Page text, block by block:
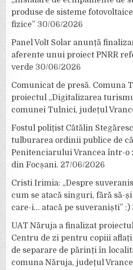
produse de sisteme
fizice” 30/06/2026
Panel Volt Solar anunță
aferente unui proiect PNRR
verde 30/06/2026
Comunicat de presă. Comuna
proiectul „Digitalizarea
comunei Tulnici, județul
Fostul polițist Cătălin
tulburarea ordinii publice de
Penitenciarului Vrancea într-o
din Focșani. 27/06/2026
Cristi Irimia: „Despre
cum se atacă singuri, fără să-și
care-i… atacă pe suveraniști” :)
UAT Năruja a finalizat
Centru de zi pentru copiii
de separare de părinți în
comuna Năruja, județul